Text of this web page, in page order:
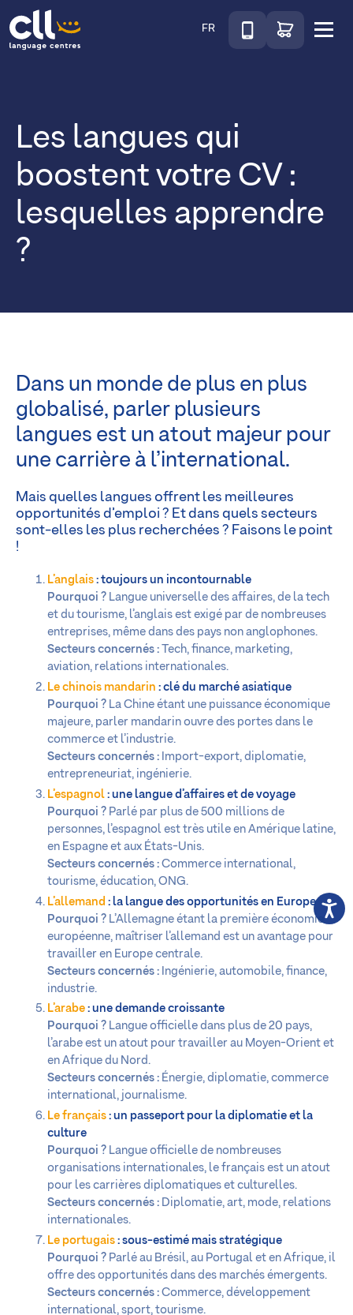
CLL
FR
TéléphoneAccéder au shop
Les langues qui
boostent votre CV :
lesquelles apprendre
?
Dans un monde de plus en plus
globalisé, parler plusieurs
langues est un atout majeur pour
une carrière à l’international.
Mais quelles langues offrent les meilleures
opportunités d’emploi ? Et dans quels secteurs
sont-elles les plus recherchées ? Faisons le point
!
L’anglais : toujours un incontournable
Pourquoi ? Langue universelle des affaires, de la tech
et du tourisme, l’anglais est exigé par de nombreuses
entreprises, même dans des pays non anglophones.
Secteurs concernés : Tech, finance, marketing,
aviation, relations internationales.
Le chinois mandarin : clé du marché asiatique
Pourquoi ? La Chine étant une puissance économique
majeure, parler mandarin ouvre des portes dans le
commerce et l’industrie.
Secteurs concernés : Import-export, diplomatie,
entrepreneuriat, ingénierie.
L’espagnol : une langue d’affaires et de voyage
Pourquoi ? Parlé par plus de 500 millions de
personnes, l’espagnol est très utile en Amérique latine,
en Espagne et aux États-Unis.
Secteurs concernés : Commerce international,
tourisme, éducation, ONG.
L’allemand : la langue des opportunités en Europe
Pourquoi ? L’Allemagne étant la première économie
européenne, maîtriser l’allemand est un avantage pour
travailler en Europe centrale.
Secteurs concernés : Ingénierie, automobile, finance,
industrie.
L’arabe : une demande croissante
Pourquoi ? Langue officielle dans plus de 20 pays,
l’arabe est un atout pour travailler au Moyen-Orient et
en Afrique du Nord.
Secteurs concernés : Énergie, diplomatie, commerce
international, journalisme.
Le français : un passeport pour la diplomatie et la
culture
Pourquoi ? Langue officielle de nombreuses
organisations internationales, le français est un atout
pour les carrières diplomatiques et culturelles.
Secteurs concernés : Diplomatie, art, mode, relations
internationales.
Le portugais : sous-estimé mais stratégique
Pourquoi ? Parlé au Brésil, au Portugal et en Afrique, il
offre des opportunités dans des marchés émergents.
Secteurs concernés : Commerce, développement
international, sport, tourisme.